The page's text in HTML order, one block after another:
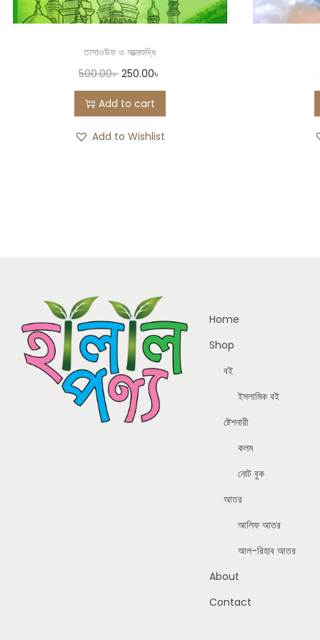
তাসাওউফ ও আত্মশুদ্ধি
500.00৳ 250.00৳
Add to cart
Add to Wishlist
Home
Shop
বই
ইসলামিক বই
ষ্টেশনারী
কলম
নোট বুক
আতর
আলিফ আতর
আল-রিহাব আতর
About
Contact